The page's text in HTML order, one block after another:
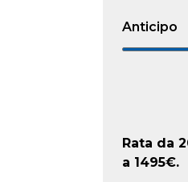
Anticipo
Rata da
a 1495€.